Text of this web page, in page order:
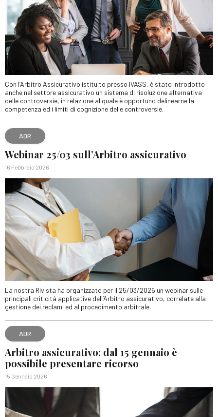
Con l’Arbitro Assicurativo istituito presso IVASS, è stato introdotto
anche nel settore assicurativo un sistema di risoluzione alternativa
delle controversie, in relazione al quale è opportuno delinearne la
competenza ed i limiti di cognizione delle controversie.
ADR
Webinar 25/03 sull’Arbitro assicurativo
16 Febbraio 2026
La nostra Rivista ha organizzato per il 25/03/2026 un webinar sulle
principali criticità applicative dell’Arbitro assicurativo, correlate alla
gestione dei reclami ed al procedimento arbitrale.
ADR
Arbitro assicurativo: dal 15 gennaio è
possibile presentare ricorso
15 Gennaio 2026